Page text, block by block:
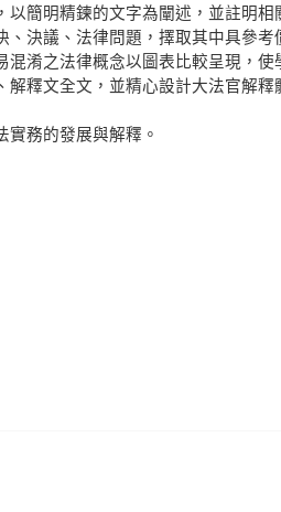
簡明精鍊的文字為闡述，並註明相
決議、法律問題，擇取其中具參考
淆之法律概念以圖表比較呈現，使
釋文全文，並精心設計大法官解
務的發展與解釋。